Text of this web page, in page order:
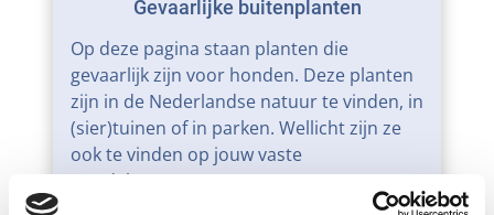
Gevaarlijke buitenplanten
Op deze pagina staan planten die
gevaarlijk zijn voor honden. Deze planten
zijn in de Nederlandse natuur te vinden, in
(sier)tuinen of in parken. Wellicht zijn ze
ook te vinden op jouw vaste
wandelroutes.